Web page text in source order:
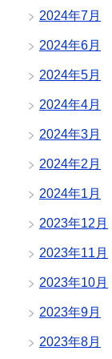
2024年7月
2024年6月
2024年5月
2024年4月
2024年3月
2024年2月
2024年1月
2023年12月
2023年11月
2023年10月
2023年9月
2023年8月